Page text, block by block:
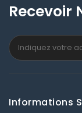
Recevoir
Informations